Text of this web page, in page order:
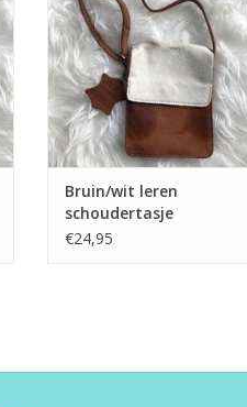
Bruin/wit leren
schoudertasje
€24,95